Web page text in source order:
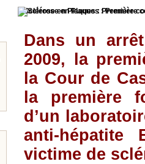
Sclérose en Plaques : Première
Dans un
2009, la
la Cour de
la première
d’un
anti-hépatite
victime de